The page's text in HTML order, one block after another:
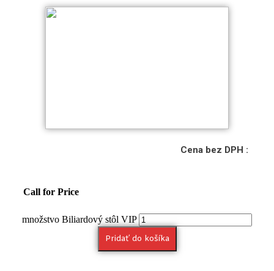
Cena bez DPH :
Call for Price
množstvo Biliardový stôl VIP
Pridať do košíka